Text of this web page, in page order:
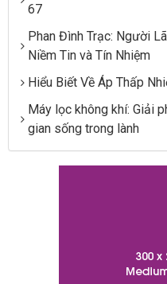
67
Phan Đình Trạc: Người
Niềm Tin và Tín Nhiệm
Hiểu Biết Về Áp Thấp
Máy lọc không khí: Giải
gian sống trong lành